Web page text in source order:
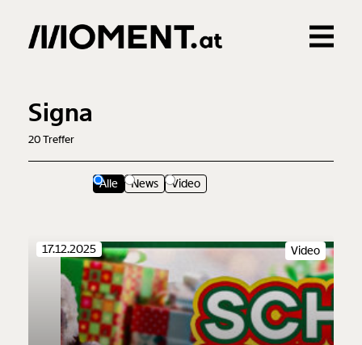
0Treffer
Signa
20Treffer
Alle News Video
Video
17.12.2025